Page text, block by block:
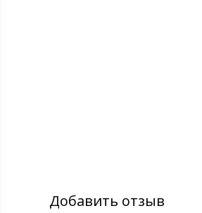
Добавить отзыв